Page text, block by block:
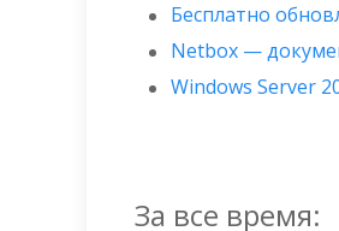
Бесплатно
Netbox —
Windows Server
За все время: